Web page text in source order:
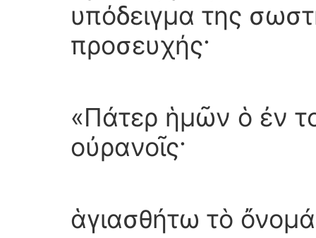
υπόδειγμα της
προσευχής·
«Πάτερ ἡμῶν ὁ ἐν
οὐρανοῖς·
ἁγιασθήτω τὸ ὄνομά